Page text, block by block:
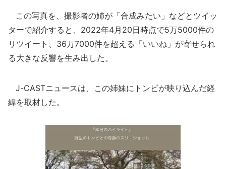
この写真を、撮影者の姉が「合成みたい」などとツイッ
ターで紹介すると、2022年4月20日時点で5万5000件の
リツイート、36万7000件を超える「いいね」が寄せられ
る大きな反響を生み出した。
J-CASTニュースは、この姉妹にトンビが映り込んだ経
緯を取材した。